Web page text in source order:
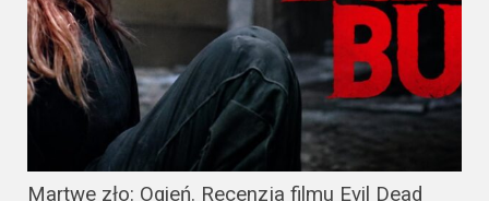
Martwe zło: Ogień. Recenzja filmu Evil Dead